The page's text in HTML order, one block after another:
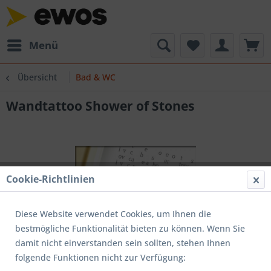
Menü
Übersicht Bad & WC
Wandtattoo Shower of Stones
Cookie-Richtlinien
Diese Website verwendet Cookies, um Ihnen die
bestmögliche Funktionalität bieten zu können. Wenn Sie
damit nicht einverstanden sein sollten, stehen Ihnen
folgende Funktionen nicht zur Verfügung: